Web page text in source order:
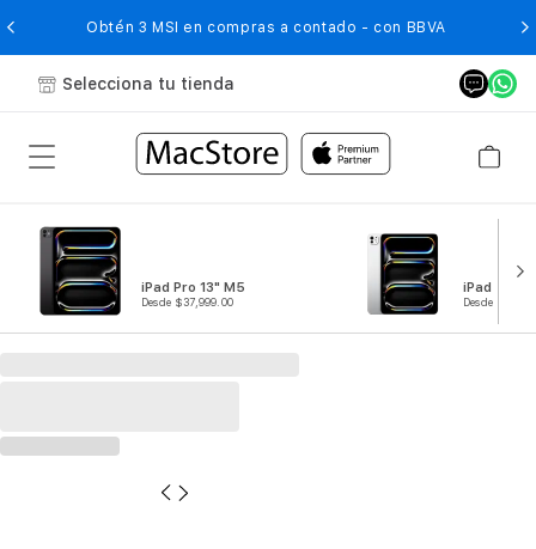
Obtén 3 MSI en compras a contado - con BBVA
Selecciona tu tienda
iPad Pro 13" M5
Desde $37,999.00
iPad Pro
Desde